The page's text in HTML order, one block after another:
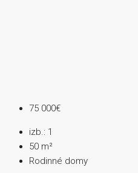
75 000€
izb.: 1
50 m²
Rodinné domy